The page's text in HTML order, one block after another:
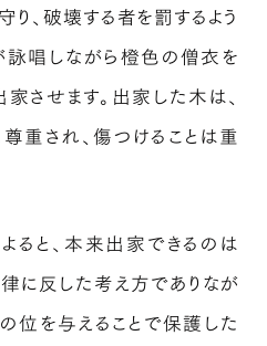
、破壊する者を罰するよう
詠唱しながら橙色の僧衣を
させます。出家した木は、
重され、傷つけることは重
と、本来出家できるのは
律に反した考え方でありなが
位を与えることで保護した